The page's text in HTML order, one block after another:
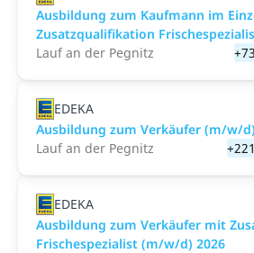
Ausbildung zum Kaufmann im
Zusatzqualifikation
Lauf an der Pegnitz
EDEKA
Ausbildung zum Verkäufer (m/w/
Lauf an der Pegnitz
EDEKA
Ausbildung zum Verkäufer mit
Frischespezialist (m/w/d) 2026